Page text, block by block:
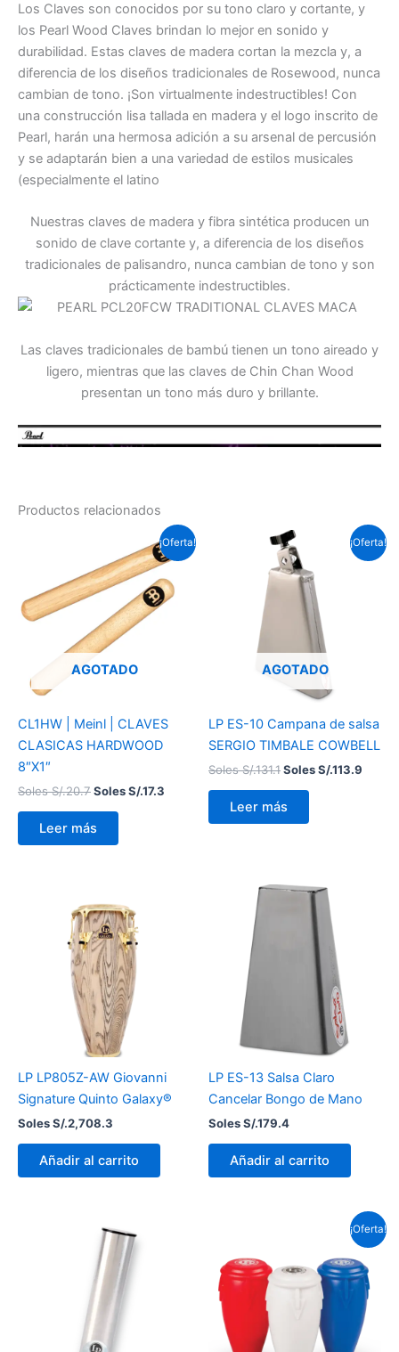
Los Claves son conocidos por su tono claro y cortante, y
los Pearl Wood Claves brindan lo mejor en sonido y
durabilidad. Estas claves de madera cortan la mezcla y, a
diferencia de los diseños tradicionales de Rosewood, nunca
cambian de tono. ¡Son virtualmente indestructibles! Con
una construcción lisa tallada en madera y el logo inscrito de
Pearl, harán una hermosa adición a su arsenal de percusión
y se adaptarán bien a una variedad de estilos musicales
(especialmente el latino
Nuestras claves de madera y fibra sintética producen un
sonido de clave cortante y, a diferencia de los diseños
tradicionales de palisandro, nunca cambian de tono y son
prácticamente indestructibles.
Las claves tradicionales de bambú tienen un tono aireado y
ligero, mientras que las claves de Chin Chan Wood
presentan un tono más duro y brillante.
Productos relacionados
¡Oferta!
AGOTADO
CL1HW | Meinl | CLAVES
CLASICAS HARDWOOD
8″X1″
Soles S/.20.7
original
era:
Soles
S/.20.7.
Soles S/.17.3
El
precio
actual
es:
Soles
Leer más
¡Oferta!
AGOTADO
LP ES-10 Campana de salsa
SERGIO TIMBALE COWBELL
Soles S/.131.1
El
precio
original
era:
Soles
S/.131.1.
Soles S/.113.9
El
precio
Leer más
LP LP805Z-AW Giovanni
Signature Quinto Galaxy®
Soles S/.2,708.3
Añadir al carrito
LP ES-13 Salsa Claro
Cancelar Bongo de Mano
Soles S/.179.4
Añadir al carrito
¡Oferta!
era:
Soles
S/.38.0.
El
precio
es:
Soles
S/.31.1.